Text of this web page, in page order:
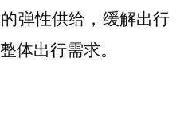
弹性供给，缓解出行
体出行需求。